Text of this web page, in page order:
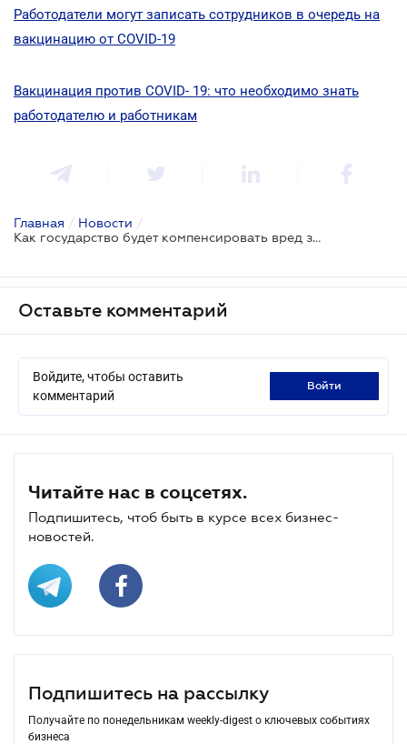
Работодатели могут записать сотрудников в очередь на
вакцинацию от COVID-19
Вакцинация против COVID- 19: что необходимо знать
работодателю и работникам
Главная / Новости /
Как государство будет компенсировать вред за осложнения после вакцинации
Оставьте комментарий
Войдите, чтобы оставить
комментарий
войти
Читайте нас в соцсетях.
Подпишитесь, чтоб быть в курсе всех бизнес-
новостей.
Подпишитесь на рассылку
Получайте по понедельникам weekly-digest о ключевых событиях
бизнеса